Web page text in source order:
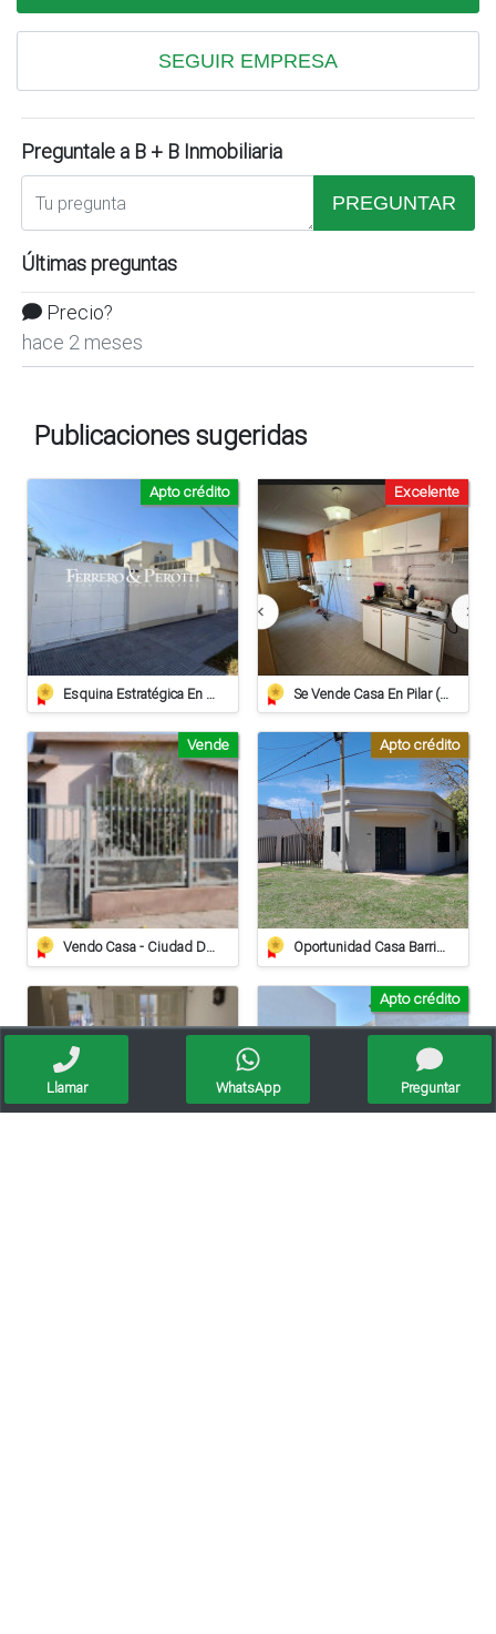
SEGUIR EMPRESA
Preguntale a B + B Inmobiliaria
PREGUNTAR
Últimas preguntas
Precio?
hace 2 meses
Publicaciones sugeridas
Esquina Estratégica En Pleno Barrio Sarmiento | España 203 (esq. Laprida)
Apto crédito
Se Vende Casa En Pilar (apta Crédito Hipotecario)
Excelente
Vendo Casa - Ciudad De Sunchales
Vende
Oportunidad Casa Barrio Villa Del Parque - Crédito Hipotecario
Apto crédito
Apto crédito
Llamar WhatsApp Preguntar